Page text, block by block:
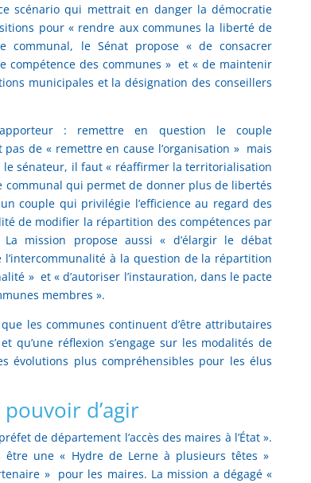
scénario qui mettrait en danger la démocratie
pour « rendre aux communes la liberté de
le Sénat propose « de consacrer
compétence des communes » et « de maintenir
municipales et la désignation des conseillers
: remettre en question le couple
de « remettre en cause l’organisation » mais
le sénateur, il faut « réaffirmer la territorialisation
qui permet de donner plus de libertés
couple qui privilégie l’efficience au regard des
de modifier la répartition des compétences par
mission propose aussi « d’élargir le débat
à la question de la répartition
» et « d’autoriser l’instauration, dans le pacte
membres ».
les communes continuent d’être attributaires
qu’une réflexion s’engage sur les modalités de
évolutions plus compréhensibles pour les élus
d’agir
de département l’accès des maires à l’État ».
être une « Hydre de Lerne à plusieurs têtes »
» pour les maires. La mission a dégagé «